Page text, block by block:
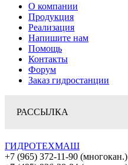
О компании
Продукция
Реализация
Напишите нам
Помощь
Контакты
Форум
Заказ гидростанции
РАССЫЛКА
ГИДРОТЕХМАШ
+7 (965) 372-11-90 (многокан.)